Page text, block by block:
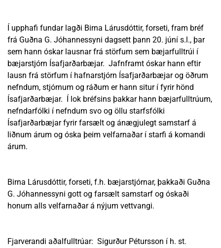
Í upphafi fundar lagði Birna Lárusdóttir, forseti, fram bréf
frá Guðna G. Jóhannessyni dagsett þann 20. júní s.l., þar
sem hann óskar lausnar frá störfum sem bæjarfulltrúi í
bæjarstjórn Ísafjarðarbæjar. Jafnframt óskar hann eftir
lausn frá störfum í hafnarstjórn Ísafjarðarbæjar og öðrum
nefndum, stjórnum og ráðum er hann situr í fyrir hönd
Ísafjarðarbæjar. Í lok bréfsins þakkar hann bæjarfulltrúum,
nefndarfólki í nefndum svo og öllu starfsfólki
Ísafjarðarbæjar fyrir farsælt og ánægjulegt samstarf á
liðnum árum og óska þeim velfarnaðar í starfi á komandi
árum.
Birna Lárusdóttir, forseti, f.h. bæjarstjórnar, þakkaði Guðna
G. Jóhannessyni gott og farsælt samstarf og óskaði
honum alls velfarnaðar á nýjum vettvangi.
Fjarverandi aðalfulltrúar: Sigurður Pétursson í h. st.